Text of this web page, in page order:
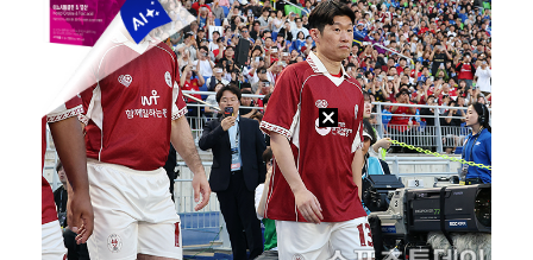
카르멘·장원영 1위 주인공은… '2026 KWDA', …
이호재, 독일 무대 데뷔전서 득점포…다름슈타트 무승부 …